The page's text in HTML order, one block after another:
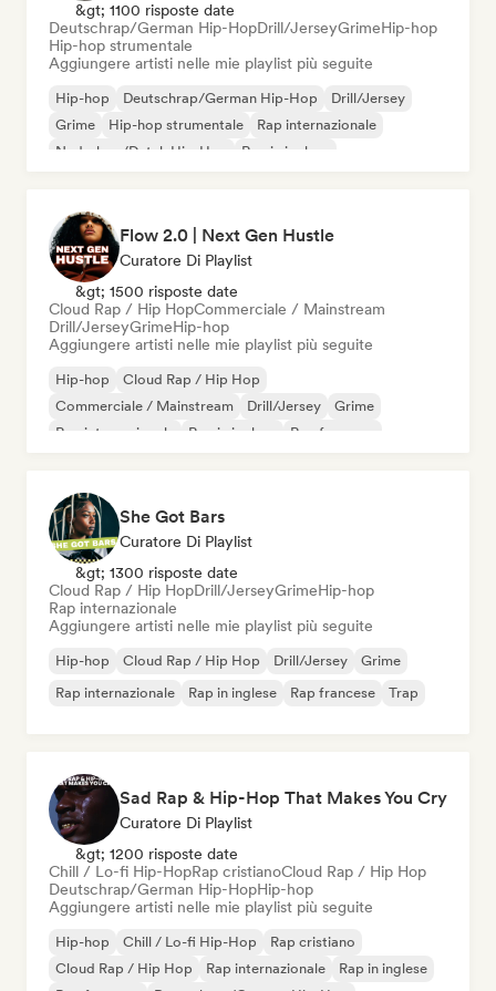
&gt; 1100 risposte date
Deutschrap/German Hip-HopDrill/JerseyGrimeHip-hop
Hip-hop strumentale
Aggiungere artisti nelle mie playlist più seguite
Hip-hop Deutschrap/German Hip-Hop
Drill/Jersey
Grime
Hip-hop strumentale
Rap internazionale
Nederhop/Dutch Hip-Hop
Rap in inglese
Flow 2.0 | Next Gen Hustle
Curatore Di Playlist
&gt; 1500 risposte date
Cloud Rap / Hip HopCommerciale / Mainstream
Drill/JerseyGrimeHip-hop
Aggiungere artisti nelle mie playlist più seguite
Hip-hop
Cloud Rap / Hip Hop
Commerciale / Mainstream
Drill/Jersey
Grime
Rap internazionale
Rap in inglese Rap francese
She Got Bars
Curatore Di Playlist
&gt; 1300 risposte date
Cloud Rap / Hip HopDrill/JerseyGrimeHip-hop
Rap internazionale
Aggiungere artisti nelle mie playlist più seguite
Hip-hop Cloud Rap / Hip Hop Drill/Jersey
Grime
Rap internazionale
Rap in inglese Rap francese Trap
Sad Rap & Hip-Hop That Makes You Cry
Curatore Di Playlist
&gt; 1200 risposte date
Chill / Lo-fi Hip-HopRap cristianoCloud Rap / Hip Hop
Deutschrap/German Hip-HopHip-hop
Aggiungere artisti nelle mie playlist più seguite
Hip-hop Chill / Lo-fi Hip-Hop
Rap cristiano
Cloud Rap / Hip Hop
Rap internazionale
Rap in inglese